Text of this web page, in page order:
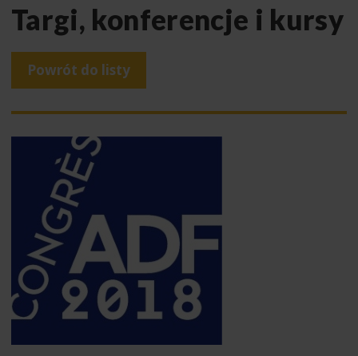
Targi, konferencje i kursy
Powrót do listy